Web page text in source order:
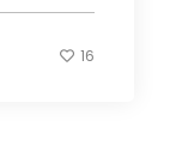
16